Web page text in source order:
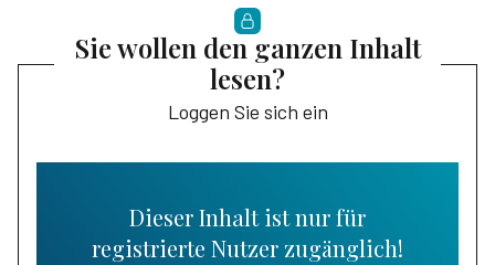
Sie wollen den ganzen Inhalt
lesen?
Loggen Sie sich ein
Dieser Inhalt ist nur für
registrierte Nutzer zugänglich!